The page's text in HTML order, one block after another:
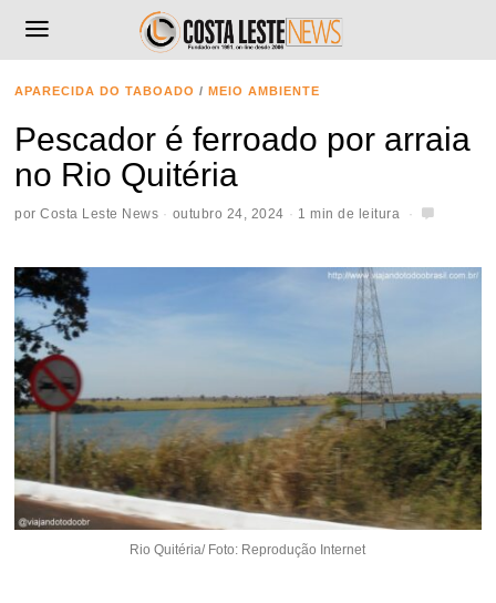
APARECIDA DO TABOADO / MEIO AMBIENTE
Pescador é ferroado por arraia
no Rio Quitéria
porCosta Leste News outubro 24, 2024 1 min de leitura
Rio Quitéria/ Foto: Reprodução Internet